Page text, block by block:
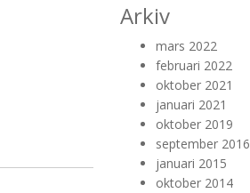
Arkiv
mars 2022
februari 2022
oktober 2021
januari 2021
oktober 2019
september 2016
januari 2015
oktober 2014